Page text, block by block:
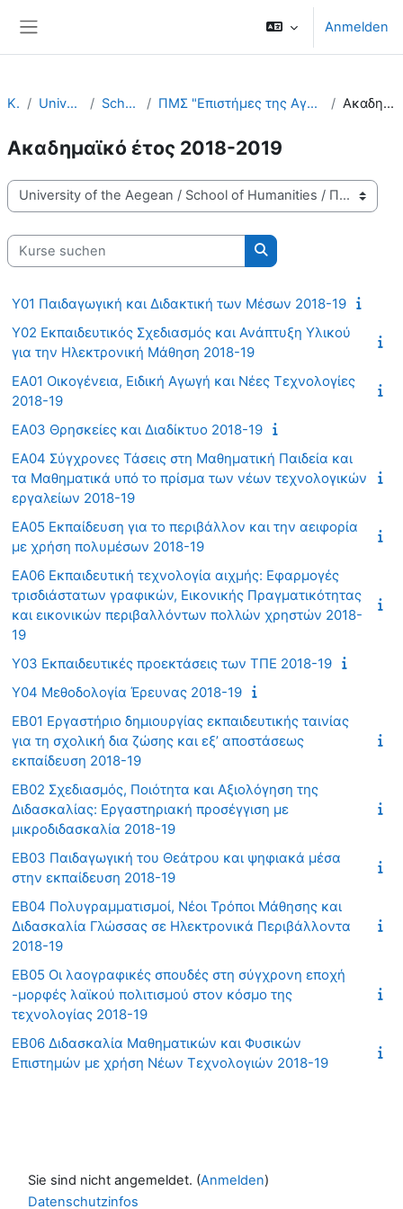
Anmelden
Kurse University of the Aegean School of Humanities ΠΜΣ "Επιστήμες της Αγωγής - Εκπαίδευση με χρήση Νέων τεχνολογιών" - ΠΤΔΕ Ακαδημαϊκό έτος 2018-2019
Ακαδημαϊκό έτος 2018-2019
Kursbereiche
Kurse suchen
Kurse suchen
Υ01 Παιδαγωγική και Διδακτική των Μέσων 2018-19
Υ02 Εκπαιδευτικός Σχεδιασμός και Ανάπτυξη Υλικού
για την Ηλεκτρονική Μάθηση 2018-19
ΕΑ01 Οικογένεια, Ειδική Αγωγή και Νέες Τεχνολογίες
2018-19
ΕΑ03 Θρησκείες και Διαδίκτυο 2018-19
ΕΑ04 Σύγχρονες Τάσεις στη Μαθηματική Παιδεία και
τα Μαθηματικά υπό το πρίσμα των νέων τεχνολογικών
εργαλείων 2018-19
ΕΑ05 Εκπαίδευση για το περιβάλλον και την αειφορία
με χρήση πολυμέσων 2018-19
ΕΑ06 Εκπαιδευτική τεχνολογία αιχμής: Εφαρμογές
τρισδιάστατων γραφικών, Εικονικής Πραγματικότητας
και εικονικών περιβαλλόντων πολλών χρηστών 2018-
19
Υ03 Εκπαιδευτικές προεκτάσεις των ΤΠΕ 2018-19
Υ04 Μεθοδολογία Έρευνας 2018-19
ΕΒ01 Εργαστήριο δημιουργίας εκπαιδευτικής ταινίας
για τη σχολική δια ζώσης και εξ’ αποστάσεως
εκπαίδευση 2018-19
ΕΒ02 Σχεδιασμός, Ποιότητα και Αξιολόγηση της
Διδασκαλίας: Εργαστηριακή προσέγγιση με
μικροδιδασκαλία 2018-19
ΕΒ03 Παιδαγωγική του Θεάτρου και ψηφιακά μέσα
στην εκπαίδευση 2018-19
ΕΒ04 Πολυγραμματισμοί, Νέοι Τρόποι Μάθησης και
Διδασκαλία Γλώσσας σε Ηλεκτρονικά Περιβάλλοντα
2018-19
ΕΒ05 Οι λαογραφικές σπουδές στη σύγχρονη εποχή
-μορφές λαϊκού πολιτισμού στον κόσμο της
τεχνολογίας 2018-19
ΕΒ06 Διδασκαλία Μαθηματικών και Φυσικών
Επιστημών με χρήση Νέων Τεχνολογιών 2018-19
Sie sind nicht angemeldet. (Anmelden)
Datenschutzinfos